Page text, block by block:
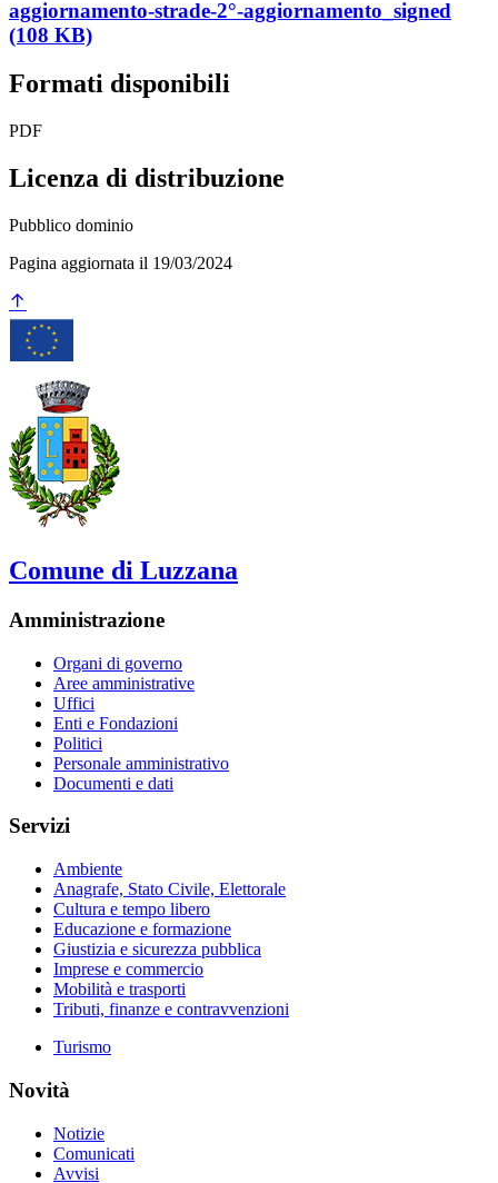
aggiornamento-strade-2°-aggiornamento_signed
(108 KB)
Formati disponibili
PDF
Licenza di distribuzione
Pubblico dominio
Pagina aggiornata il 19/03/2024
Comune di Luzzana
Amministrazione
Organi di governo
Aree amministrative
Uffici
Enti e Fondazioni
Politici
Personale amministrativo
Documenti e dati
Servizi
Ambiente
Anagrafe, Stato Civile, Elettorale
Cultura e tempo libero
Educazione e formazione
Giustizia e sicurezza pubblica
Imprese e commercio
Mobilità e trasporti
Tributi, finanze e contravvenzioni
Turismo
Novità
Notizie
Comunicati
Avvisi